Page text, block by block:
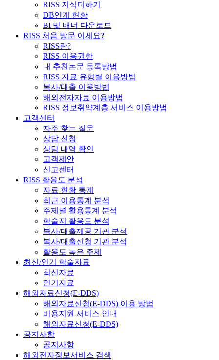
RISS 지식더하기
DB연계 현황
BI 및 배너 다운로드
RISS 처음 방문 이세요?
RISS란?
RISS 이용권한
내 추천논문 등록방법
RISS 자료 유형별 이용방법
복사/대출 이용방법
해외전자자료 이용방법
RISS 정보취약계층 서비스 이용방법
고객센터
자주 찾는 질문
상담 신청
상담 내역 확인
고객제안
신고센터
RISS 활용도 분석
자료 현황 통계
최근 이용통계 분석
주제별 활용통계 분석
학술지 활용도 분석
복사/대출제공 기관 분석
복사/대출신청 기관 분석
활용도 높은 주제
최신/인기 학술자료
최신자료
인기자료
해외자료신청(E-DDS)
해외자료신청(E-DDS) 이용 방법
비용지원 서비스 안내
해외자료신청(E-DDS)
공지사항
공지사항
해외전자정보서비스 검색